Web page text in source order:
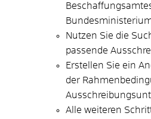
Nutzen Sie die
passende
Erstellen Sie ein
der
Alle weiteren